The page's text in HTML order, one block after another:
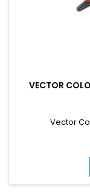
VECTOR
Vector